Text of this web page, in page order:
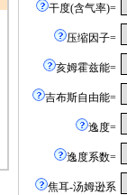
干度(含气率)=
压缩因子=
亥姆霍兹能=
吉布斯自由能=
逸度=
逸度系数=
焦耳-汤姆逊系